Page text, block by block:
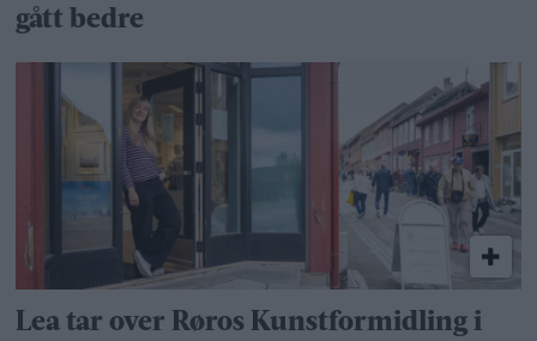
gått bedre
Lea tar over Røros Kunstformidling i